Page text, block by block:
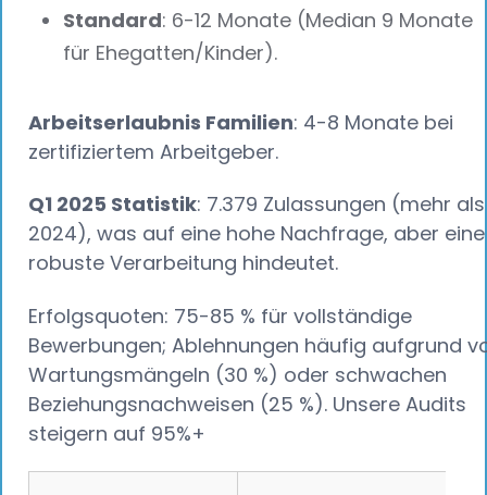
Standard: 6-12 Monate (Median 9 Monate
für Ehegatten/Kinder).
Arbeitserlaubnis Familien: 4-8 Monate bei
zertifiziertem Arbeitgeber.
Q1 2025 Statistik: 7.379 Zulassungen (mehr als
2024), was auf eine hohe Nachfrage, aber eine
robuste Verarbeitung hindeutet.
Erfolgsquoten: 75-85 % für vollständige
Bewerbungen; Ablehnungen häufig aufgrund
Wartungsmängeln (30 %) oder schwachen
Beziehungsnachweisen (25 %). Unsere Audits
steigern auf 95%+